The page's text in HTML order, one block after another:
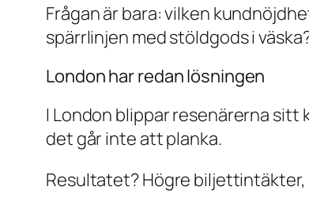
Frågan är bara: vilken
spärrlinjen med stöldgods i
London har redan lösningen
I London blippar resenärerna
det går inte att planka.
Resultatet? Högre